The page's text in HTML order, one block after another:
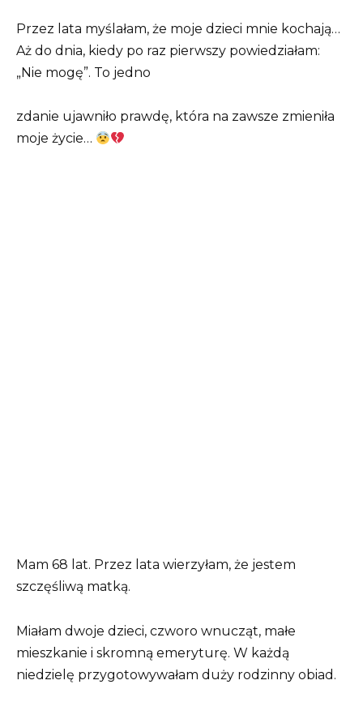
Przez lata myślałam, że moje dzieci mnie kochają…
Aż do dnia, kiedy po raz pierwszy powiedziałam:
„Nie mogę”. To jedno
zdanie ujawniło prawdę, która na zawsze zmieniła
moje życie…
Mam 68 lat. Przez lata wierzyłam, że jestem
szczęśliwą matką.
Miałam dwoje dzieci, czworo wnucząt, małe
mieszkanie i skromną emeryturę. W każdą
niedzielę przygotowywałam duży rodzinny obiad.